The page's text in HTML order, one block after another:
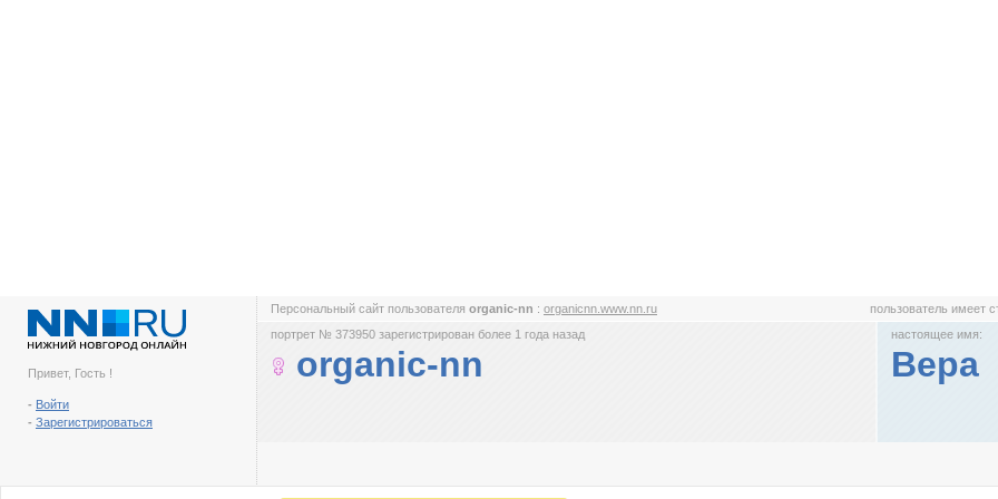
Привет, Гость !
- Войти
- Зарегистрироваться
Персональный сайт пользователя organic-nn : organicnn.www.nn.ru пользователь имеет
портрет № 373950 зарегистрирован более 1 года назад
organic-nn
настоящее имя:
Вера